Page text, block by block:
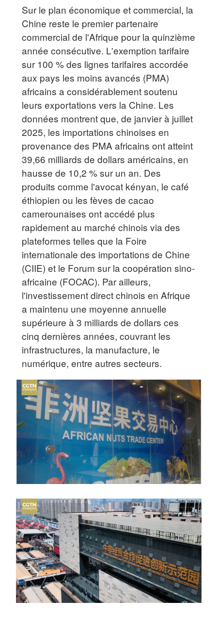
Sur le plan économique et commercial, la
Chine reste le premier partenaire
commercial de l'Afrique pour la quinzième
année consécutive. L'exemption tarifaire
sur 100 % des lignes tarifaires accordée
aux pays les moins avancés (PMA)
africains a considérablement soutenu
leurs exportations vers la Chine. Les
données montrent que, de janvier à juillet
2025, les importations chinoises en
provenance des PMA africains ont atteint
39,66 milliards de dollars américains, en
hausse de 10,2 % sur un an. Des
produits comme l'avocat kényan, le café
éthiopien ou les fèves de cacao
camerounaises ont accédé plus
rapidement au marché chinois via des
plateformes telles que la Foire
internationale des importations de Chine
(CIIE) et le Forum sur la coopération sino-
africaine (FOCAC). Par ailleurs,
l'investissement direct chinois en Afrique
a maintenu une moyenne annuelle
supérieure à 3 milliards de dollars ces
cinq dernières années, couvrant les
infrastructures, la manufacture, le
numérique, entre autres secteurs.